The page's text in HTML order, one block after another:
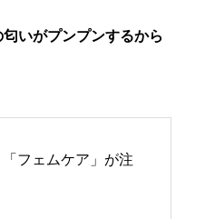
匂いがプンプンするから
フェムケア」が注